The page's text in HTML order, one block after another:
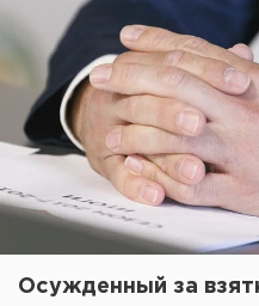
Осужденный за